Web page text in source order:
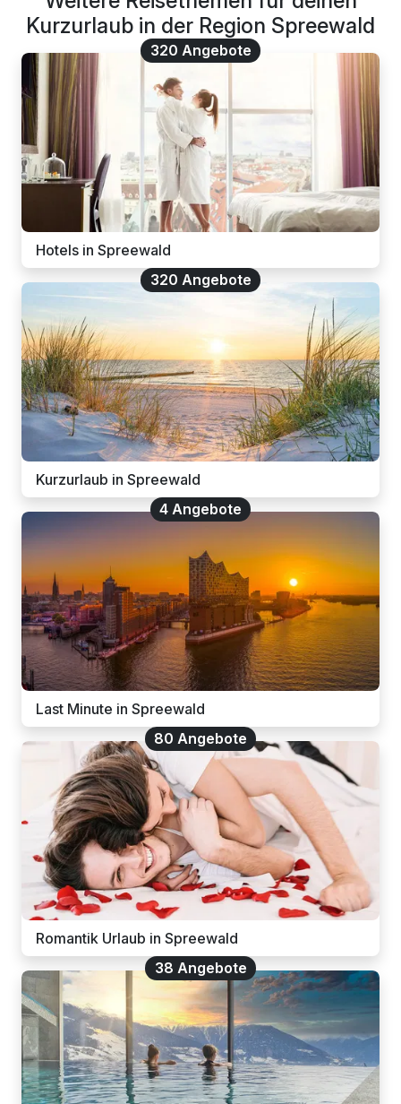
Kurzurlaub in der Region Spreewald
320 Angebote
Hotels in Spreewald
320 Angebote
Kurzurlaub in Spreewald
4 Angebote
Last Minute in Spreewald
80 Angebote
Romantik Urlaub in Spreewald
38 Angebote